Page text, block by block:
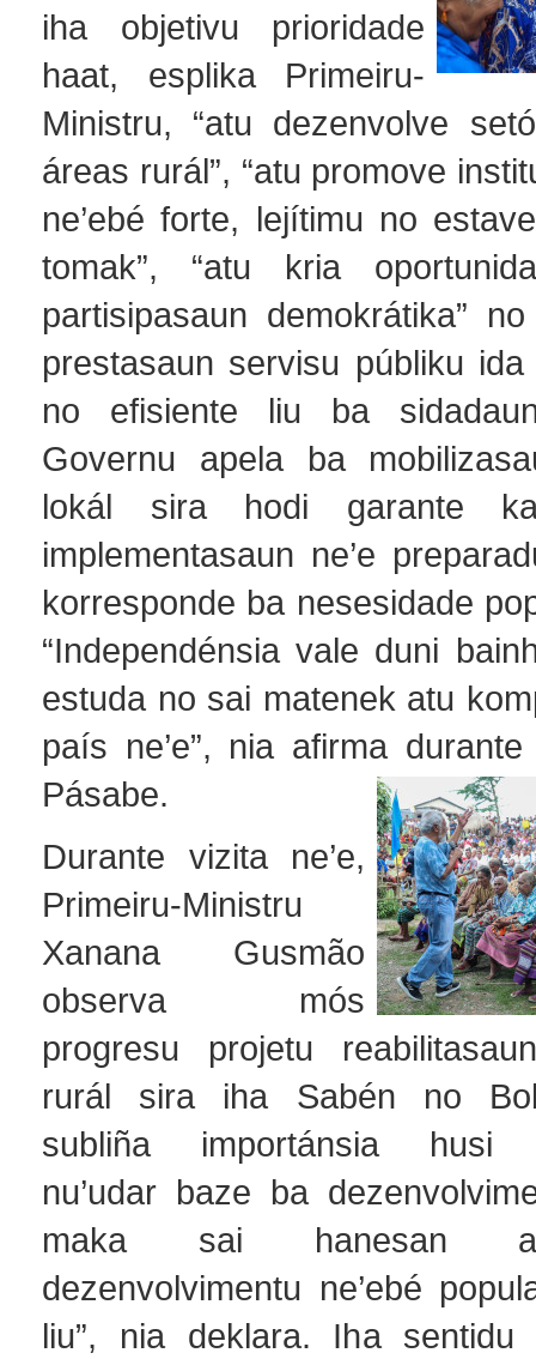
iha objetivu prioridade
haat, esplika Primeiru-
Ministru, “atu dezenvolve
áreas rurál”, “atu promove
ne’ebé forte, lejítimu no
tomak”, “atu kria
partisipasaun demokrátika”
prestasaun servisu públiku ida
no efisiente liu ba
Governu apela ba
lokál sira hodi garante
implementasaun ne’e
korresponde ba nesesidade
“Independénsia vale duni
estuda no sai matenek atu
país ne’e”, nia afirma
Pásabe.
Durante vizita ne’e,
Primeiru-Ministru
Xanana Gusmão
observa mós
progresu projetu
rurál sira iha Sabén no
subliña importánsia husi
nu’udar baze ba
maka sai hanesan
dezenvolvimentu ne’ebé
liu”, nia deklara. Iha sentidu